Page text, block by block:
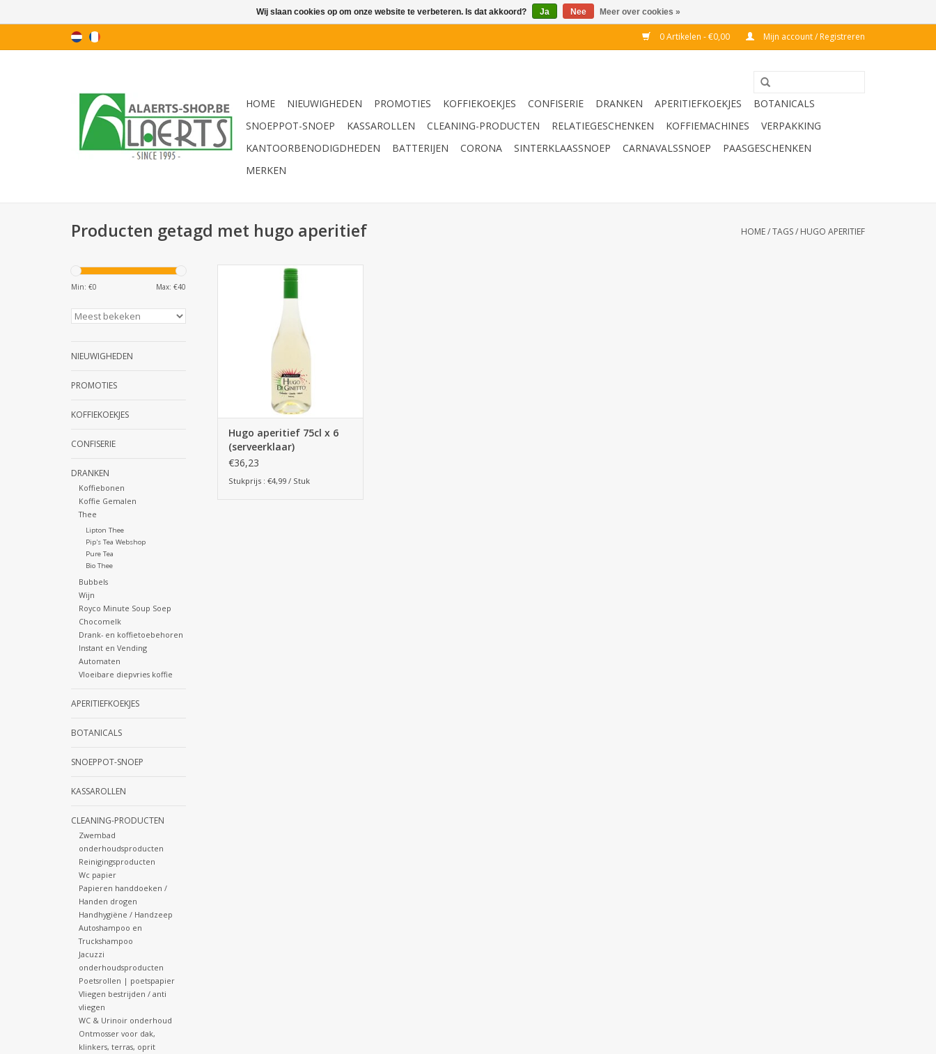
0 Artikelen - €0,00 Mijn account / Registreren
HOME NIEUWIGHEDEN PROMOTIES KOFFIEKOEKJES CONFISERIE DRANKEN APERITIEFKOEKJES
BOTANICALS
SNOEPPOT-SNOEP
KASSAROLLEN CLEANING-PRODUCTEN RELATIEGESCHENKEN KOFFIEMACHINES
VERPAKKING
KANTOORBENODIGDHEDEN
BATTERIJEN CORONA SINTERKLAASSNOEP CARNAVALSSNOEP
PAASGESCHENKEN
MERKEN
Producten getagd met hugo aperitief HOME/TAGS/ HUGO APERITIEF
Min: €0 Max: €40
NIEUWIGHEDEN
PROMOTIES
KOFFIEKOEKJES
CONFISERIE
DRANKEN
Koffiebonen
Koffie Gemalen
Thee
Lipton Thee
Pip's Tea Webshop
Pure Tea
Bio Thee
Bubbels
Wijn
Royco Minute Soup Soep
Chocomelk
Drank- en koffietoebehoren
Instant en Vending
Automaten
Vloeibare diepvries koffie
APERITIEFKOEKJES
BOTANICALS
SNOEPPOT-SNOEP
KASSAROLLEN
CLEANING-PRODUCTEN
Zwembad
onderhoudsproducten
Reinigingsproducten
Wc papier
Papieren handdoeken /
Handen drogen
Handhygiëne / Handzeep
Autoshampoo en
Truckshampoo
Jacuzzi
onderhoudsproducten
Poetsrollen | poetspapier
Vliegen bestrijden / anti
vliegen
WC & Urinoir onderhoud
Ontmosser voor dak,
klinkers, terras, oprit
Hugo aperitief 75cl x 6
(serveerklaar)
Hugo aperitief 75cl x 6
(serveerklaar)
€36,23
Stukprijs : €4,99 / Stuk
Wij slaan cookies op om onze website te verbeteren. Is dat akkoord? Ja Nee Meer over cookies »